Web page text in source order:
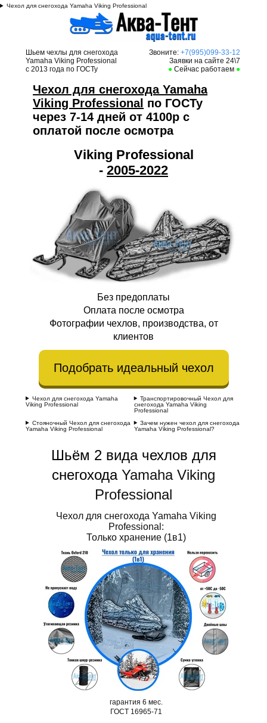
Чехол для снегохода Yamaha Viking Professional
Шьем чехлы для снегохода
Yamaha Viking Professional
с 2013 года по ГОСТу
Звоните:+7(995)099-33-12
Заявки на сайте 24\7
● Сейчас работаем ●
Чехол для снегохода Yamaha
Viking Professional по ГОСТу
через 7-14 дней от 4100р с
оплатой после осмотра
Viking Professional
- 2005-2022
Без предоплаты
Оплата после осмотра
Фотографии чехлов, производства, от
клиентов
Подобрать идеальный чехол
Чехол для снегохода Yamaha
Viking Professional
Транспортировочный Чехол для
снегохода Yamaha Viking
Professional
Стояночный Чехол для снегохода
Yamaha Viking Professional
Зачем нужен чехол для снегохода
Yamaha Viking Professional?
Шьём 2 вида чехлов для
снегохода Yamaha Viking
Professional
Чехол для снегохода Yamaha Viking
Professional:
Только хранение (1в1)
гарантия 6 мес.
ГОСТ 16965-71